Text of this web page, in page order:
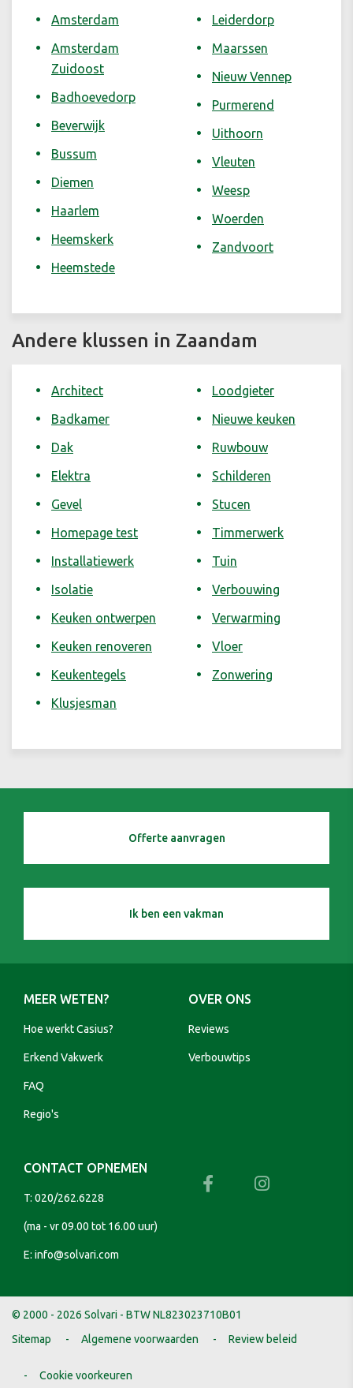
Amsterdam
Amsterdam
Zuidoost
Badhoevedorp
Beverwijk
Bussum
Diemen
Haarlem
Heemskerk
Heemstede
Leiderdorp
Maarssen
Nieuw Vennep
Purmerend
Uithoorn
Vleuten
Weesp
Woerden
Zandvoort
Andere klussen in Zaandam
Architect
Badkamer
Dak
Elektra
Gevel
Homepage test
Installatiewerk
Isolatie
Keuken ontwerpen
Keuken renoveren
Keukentegels
Klusjesman
Loodgieter
Nieuwe keuken
Ruwbouw
Schilderen
Stucen
Timmerwerk
Tuin
Verbouwing
Verwarming
Vloer
Zonwering
Offerte aanvragen
Ik ben een vakman
MEER WETEN?
Hoe werkt Casius?
Erkend Vakwerk
FAQ
Regio's
OVER ONS
Reviews
Verbouwtips
CONTACT OPNEMEN
T: 020/262.6228
(ma - vr 09.00 tot 16.00 uur)
E: info@solvari.com
© 2000 - 2026 Solvari - BTW NL823023710B01
Sitemap
Algemene voorwaarden Review beleid
Cookie voorkeuren